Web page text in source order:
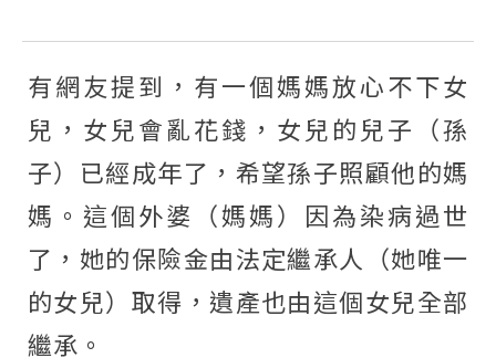
有網友提到，有一個媽媽放心不下女
兒，女兒會亂花錢，女兒的兒子（孫
子）已經成年了，希望孫子照顧他的媽
媽。 這個外婆（媽媽）因為染病過世
了，她的保險金由法定繼承人（她唯一
的女兒）取得，遺產也由這個女兒全部
繼承。